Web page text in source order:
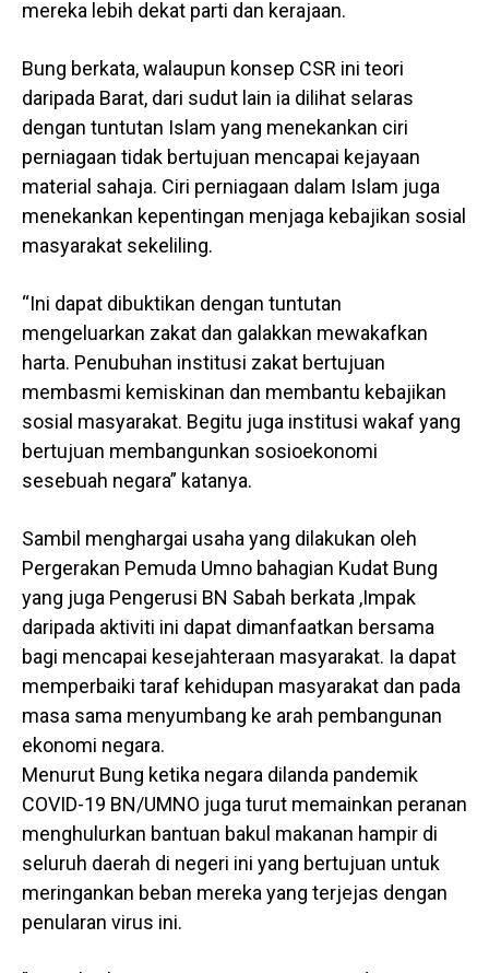
mereka lebih dekat parti dan kerajaan.
Bung berkata, walaupun konsep CSR ini teori
daripada Barat, dari sudut lain ia dilihat selaras
dengan tuntutan Islam yang menekankan ciri
perniagaan tidak bertujuan mencapai kejayaan
material sahaja. Ciri perniagaan dalam Islam juga
menekankan kepentingan menjaga kebajikan sosial
masyarakat sekeliling.
“Ini dapat dibuktikan dengan tuntutan
mengeluarkan zakat dan galakkan mewakafkan
harta. Penubuhan institusi zakat bertujuan
membasmi kemiskinan dan membantu kebajikan
sosial masyarakat. Begitu juga institusi wakaf yang
bertujuan membangunkan sosioekonomi
sesebuah negara” katanya.
Sambil menghargai usaha yang dilakukan oleh
Pergerakan Pemuda Umno bahagian Kudat Bung
yang juga Pengerusi BN Sabah berkata ,Impak
daripada aktiviti ini dapat dimanfaatkan bersama
bagi mencapai kesejahteraan masyarakat. Ia dapat
memperbaiki taraf kehidupan masyarakat dan pada
masa sama menyumbang ke arah pembangunan
ekonomi negara.
Menurut Bung ketika negara dilanda pandemik
COVID-19 BN/UMNO juga turut memainkan peranan
menghulurkan bantuan bakul makanan hampir di
seluruh daerah di negeri ini yang bertujuan untuk
meringankan beban mereka yang terjejas dengan
penularan virus ini.